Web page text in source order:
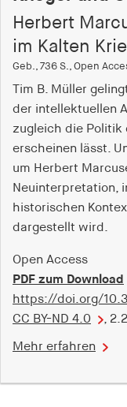
Herbert
im Kalten
Geb., 736 S., Open
Tim B. Müller
der intellektuellen
zugleich die Politik
erscheinen lässt.
um Herbert
Neuinterpretation,
historischen
dargestellt wird.
Open Access
PDF zum Download
https://doi.org/
CC BY-ND 4.0
,
Mehr erfahren